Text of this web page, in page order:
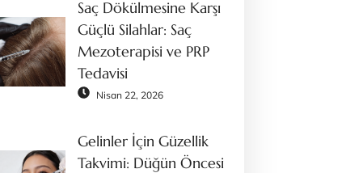
Saç Dökülmesine Karşı
Güçlü Silahlar: Saç
Mezoterapisi ve PRP
Tedavisi
Nisan 22, 2026
Gelinler İçin Güzellik
Takvimi: Düğün Öncesi